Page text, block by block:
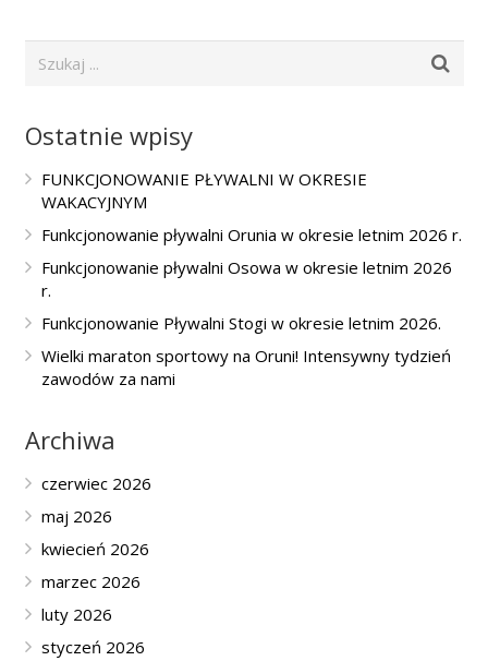
Ostatnie wpisy
FUNKCJONOWANIE PŁYWALNI W OKRESIE
WAKACYJNYM
Funkcjonowanie pływalni Orunia w okresie letnim 2026 r.
Funkcjonowanie pływalni Osowa w okresie letnim 2026
r.
Funkcjonowanie Pływalni Stogi w okresie letnim 2026.
Wielki maraton sportowy na Oruni! Intensywny tydzień
zawodów za nami
Archiwa
czerwiec 2026
maj 2026
kwiecień 2026
marzec 2026
luty 2026
styczeń 2026